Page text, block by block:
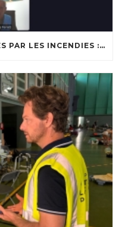
🔥 ENTREPRISES TOUCHÉES PAR LES INCENDIES : LES DISPOSITIFS D’ACCOMPAGNEMENT MIS EN PLACE AFIN DE SOUTENIR LES ENTREPRISES ET LES TRAVAILLEURS INDÉPENDANTS IMPACTÉS SUR LE BASSIN D’ARCACHON